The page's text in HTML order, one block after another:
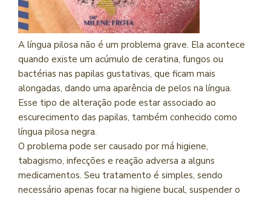
A língua pilosa não é um problema grave. Ela acontece
quando existe um acúmulo de ceratina, fungos ou
bactérias nas papilas gustativas, que ficam mais
alongadas, dando uma aparência de pelos na língua.
Esse tipo de alteração pode estar associado ao
escurecimento das papilas, também conhecido como
língua pilosa negra.
O problema pode ser causado por má higiene,
tabagismo, infecções e reação adversa a alguns
medicamentos. Seu tratamento é simples, sendo
necessário apenas focar na higiene bucal, suspender o